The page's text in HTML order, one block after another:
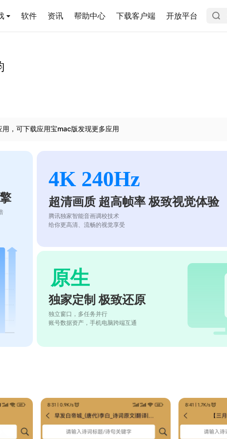
软件 资讯 帮助中心 下载客户端 开放平台
，可下载应用宝mac版发现更多应用
4K 240Hz
超清画质 超高帧率 极致视觉体验
腾讯独家智能音画调校技术
给你更高清、流畅的视觉享受
原生
独家定制 极致还原
独立窗口，多任务并行
账号数据资产，手机电脑跨端互通